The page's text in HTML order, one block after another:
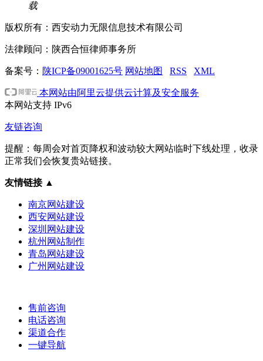
载
版权所有：西安动力无限信息技术有限公司
法律顾问：陕西合恒律师事务所
备案号： 陕ICP备09001625号 网站地图 RSS XML
本网站由阿里云提供云计算及安全服务
本网站支持 IPv6
友链咨询
提醒：每周会对首页降权和波动较大网站临时下线处理，收录
正常我们会恢复贵站链接。
友情链接 ▲
南京网站建设
西安网站建设
深圳网站建设
杭州网站制作
青岛网站建设
广州网站建设
售前咨询
电话咨询
渠道合作
一键导航